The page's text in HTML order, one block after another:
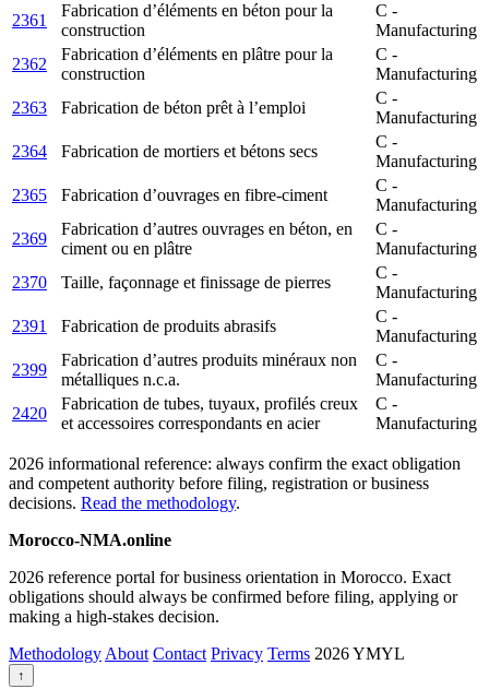
2361
Fabrication d’éléments en béton pour la
construction
C -
Manufacturing
2362
Fabrication d’éléments en plâtre pour la
construction
C -
Manufacturing
2363
Fabrication de béton prêt à l’emploi
C -
Manufacturing
2364
Fabrication de mortiers et bétons secs
C -
Manufacturing
2365
Fabrication d’ouvrages en fibre-ciment
C -
Manufacturing
2369
Fabrication d’autres ouvrages en béton, en
ciment ou en plâtre
C -
Manufacturing
2370
Taille, façonnage et finissage de pierres
C -
Manufacturing
2391
Fabrication de produits abrasifs
C -
Manufacturing
2399
Fabrication d’autres produits minéraux non
métalliques n.c.a.
C -
Manufacturing
2420
Fabrication de tubes, tuyaux, profilés creux
et accessoires correspondants en acier
C -
Manufacturing
2026 informational reference: always confirm the exact obligation
and competent authority before filing, registration or business
decisions. Read the methodology.
Morocco-NMA.online
2026 reference portal for business orientation in Morocco. Exact
obligations should always be confirmed before filing, applying or
making a high-stakes decision.
Methodology About Contact Privacy Terms 2026YMYL
↑